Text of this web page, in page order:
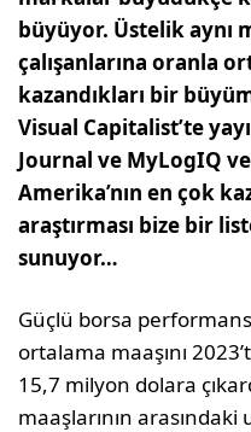
büyüyor. Üstelik aynı
çalışanlarına oranla
kazandıkları bir
Visual Capitalist’te
Journal ve MyLogIQ
Amerika’nın en çok
araştırması bize bir
sunuyor…
Güçlü borsa
ortalama maaşını
15,7 milyon dolara
maaşlarının